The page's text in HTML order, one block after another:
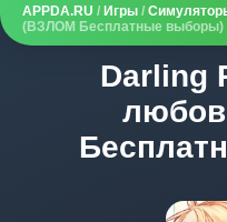
APPDA.RU / Игры /
(ВЗЛОМ Бесплатные выборы)
Darling